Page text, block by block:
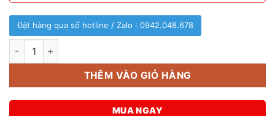
Đặt hàng qua số hotline / Zalo : 0942.048.678
Anbernic rg rotate cực thú vị số lượng
THÊM VÀO GIỎ HÀNG
MUA NGAY